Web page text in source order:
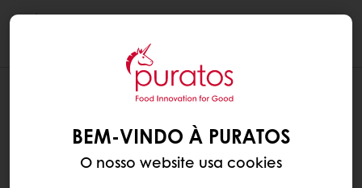
SINTRA, PORTUGAL
2 fev. 2022
BEM-VINDO À PURATOS
O nosso website usa cookies